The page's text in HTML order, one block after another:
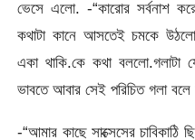
ভেসে এলো. -“কারোর সর্বনাশ
কথাটা কানে আসতেই চমকে
একা থাকি.কে কথা বললো.গলাটা
ভাবতে আবার সেই পরিচিত গলা
-“আমার কাছে সাক্সেসের